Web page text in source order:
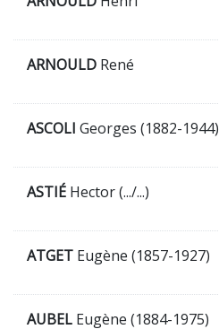
ARNOULD René
ASCOLI Georges (1882-1944)
ASTIÉ Hector (.../...)
ATGET Eugène (1857-1927)
AUBEL Eugène (1884-1975)